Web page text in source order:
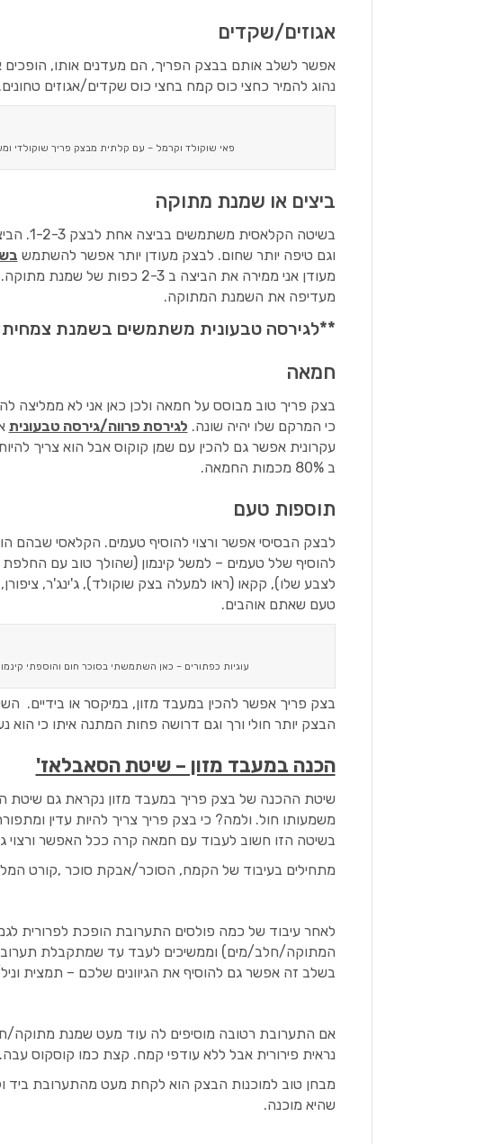
אגוזים/שקדים
אפשר לשלב אותם בבצק הפריך, הם מעדנים אותו, הופכים
נהוג להמיר כחצי כוס קמח בחצי כוס שקדים/אגוזים טחונים.
פאי שוקולד וקרמל – עם קלתית מבצק פריך שוקולדי
ביצים או שמנת מתוקה
בשיטה
וגם טיפה יותר שחום. לבצק מעודן יותר אפשר להשתמש
מעודן אני ממירה את הביצה ב 2-
מעדיפה את השמנת המתוקה.
**לגירסה טבעונית משתמשים בשמנת צמחית
חמאה
בצק פריך טוב מבוסס על חמאה ולכן כאן אני לא ממליצה
כי המרקם שלו יהיה שונה. לגירסת פרווה/גירסה טבעונית
עקרונית אפשר גם להכין עם שמן קוקוס אבל הוא צריך
ב 80% מכמות החמאה.
תוספות טעם
לבצק הבסיסי אפשר ורצוי להוסיף טעמים. הקלאסי שבהם
להוסיף שלל טעמים – למשל קינמון (שהולך טוב עם
לצבע שלו), קקאו (ראו למעלה בצק שוקולד), ג'ינג'ר,
טעם שאתם אוהבים.
עוגיות כפתורים – כאן השתמשתי בסוכר חום והוספתי
בצק פריך אפשר להכין במעבד מזון, במיקסר או בידיים.
הבצק יותר חולי ורך וגם דרושה פחות המתנה איתו כי הוא
הכנה במעבד מזון – שיטת הסאבלאז'
שיטת ההכנה של בצק פריך במעבד מזון נקראת גם שיטת
משמעותו חול. ולמה? כי בצק פריך צריך להיות עדין
בשיטה הזו חשוב לעבוד עם חמאה קרה ככל האפשר
מתחילים בעיבוד של הקמח, הסוכר/אבקת סוכר ,קורט
לאחר עיבוד של כמה פולסים התערובת הופכת לפרורית
המתוקה/חלב/מים) וממשיכים לעבד עד שמתקבלת
בשלב זה אפשר גם להוסיף את הגיוונים שלכם – תמצית
אם התערובת רטובה מוסיפים לה עוד מעט שמנת
נראית פירורית אבל ללא עודפי קמח. קצת כמו קוסקוס עבה.
מבחן טוב למוכנות הבצק הוא לקחת מעט מהתערובת ביד
שהיא מוכנה.